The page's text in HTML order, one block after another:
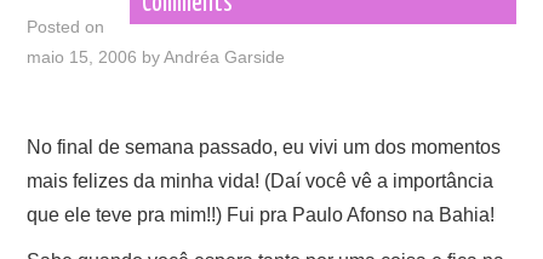
TERMS OF USE
Posted on
maio 15, 2006 byAndréa Garside
No final de semana passado, eu vivi um dos momentos
mais felizes da minha vida! (Daí você vê a importância
que ele teve pra mim!!) Fui pra Paulo Afonso na Bahia!